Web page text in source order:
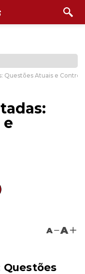
Questões Atuais e
A A
Questões